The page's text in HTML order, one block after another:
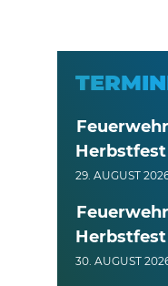
Herbstfest
29. AUGUST
Herbstfest
30. AUGUST